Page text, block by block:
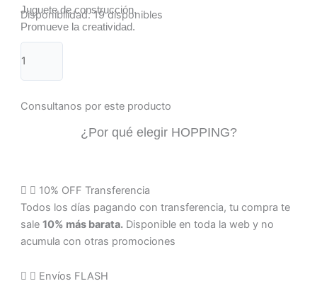
Juguete de construcción.
Promueve la creatividad.
Disponibilidad: 19 disponibles
Consultanos por este producto
¿Por qué elegir HOPPING?
10% OFF Transferencia
Todos los días pagando con transferencia, tu compra te
sale10% más barata. Disponible en toda la web y no
acumula con otras promociones
Envíos FLASH